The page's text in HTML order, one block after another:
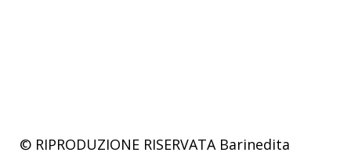
© RIPRODUZIONE RISERVATA Barinedita